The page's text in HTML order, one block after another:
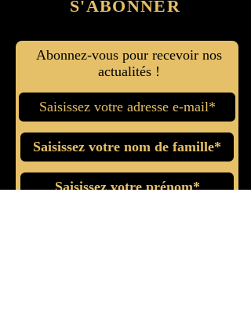
S'ABONNER
Abonnez-vous pour recevoir nos
actualités !